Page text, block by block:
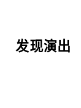
发现演出